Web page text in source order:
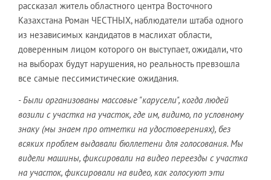
рассказал житель областного центра Восточного
Казахстана Роман ЧЕСТНЫХ, наблюдатели штаба одного
из независимых кандидатов в маслихат области,
доверенным лицом которого он выступает, ожидали, что
на выборах будут нарушения, но реальность превзошла
все самые пессимистические ожидания.
- Были организованы массовые "карусели", когда людей
возили с участка на участок, где им, видимо, по условному
знаку (мы знаем про отметки на удостоверениях), без
всяких проблем выдавали бюллетени для голосования. Мы
видели машины, фиксировали на видео переезды с участка
на участок, фиксировали на видео, как голосуют эти